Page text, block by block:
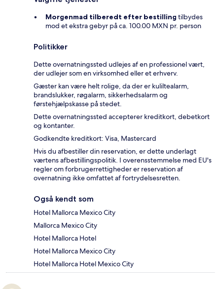
Morgenmad tilberedt efter bestilling tilbydes
mod et ekstra gebyr på ca. 100.00 MXN pr. person
Politikker
Dette overnatningssted udlejes af en professionel vært,
der udlejer som en virksomhed eller et erhverv.
Gæster kan være helt rolige, da der er kuliltealarm,
brandslukker, røgalarm, sikkerhedsalarm og
førstehjælpskasse på stedet.
Dette overnatningssted accepterer kreditkort, debetkort
og kontanter.
Godkendte kreditkort: Visa, Mastercard
Hvis du afbestiller din reservation, er dette underlagt
værtens afbestillingspolitik. I overensstemmelse med EU's
regler om forbrugerrettigheder er reservation af
overnatning ikke omfattet af fortrydelsesretten.
Også kendt som
Hotel Mallorca Mexico City
Mallorca Mexico City
Hotel Mallorca Hotel
Hotel Mallorca Mexico City
Hotel Mallorca Hotel Mexico City